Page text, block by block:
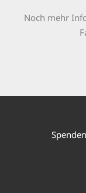
Noch mehr